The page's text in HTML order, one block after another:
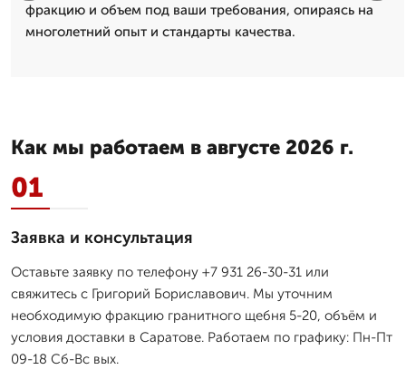
фракцию и объем под ваши требования, опираясь на
многолетний опыт и стандарты качества.
Как мы работаем в августе 2026 г.
01
Заявка и консультация
Оставьте заявку по телефону +7 931 26-30-31 или
свяжитесь с Григорий Бориславович. Мы уточним
необходимую фракцию гранитного щебня 5-20, объём и
условия доставки в Саратове. Работаем по графику: Пн-Пт
09-18 Сб-Вс вых.